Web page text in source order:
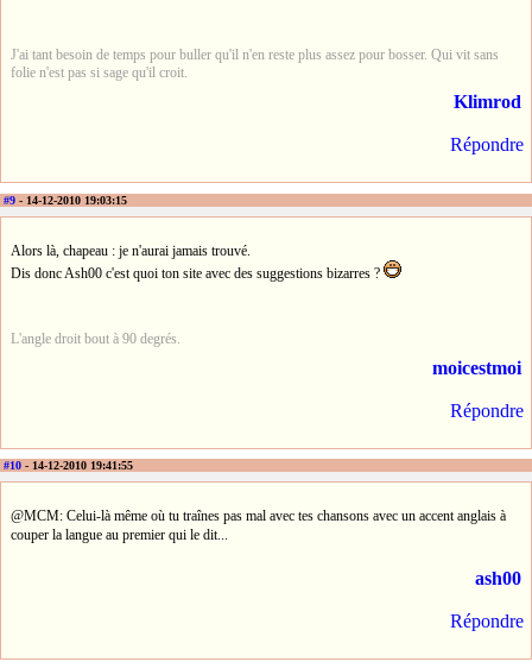
J'ai tant besoin de temps pour buller qu'il n'en reste plus assez pour bosser. Qui vit sans
folie n'est pas si sage qu'il croit.
Klimrod
Répondre
#9 - 14-12-2010 19:03:15
Alors là, chapeau : je n'aurai jamais trouvé.
Dis donc Ash00 c'est quoi ton site avec des suggestions bizarres ?
L'angle droit bout à 90 degrés.
moicestmoi
Répondre
#10 - 14-12-2010 19:41:55
@MCM: Celui-là même où tu traînes pas mal avec tes chansons avec un accent anglais à
couper la langue au premier qui le dit...
ash00
Répondre